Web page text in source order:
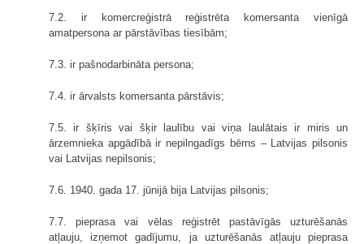
7.2. ir komercreģistrā reģistrēta komersanta vienīgā
amatpersona ar pārstāvības tiesībām;
7.3. ir pašnodarbināta persona;
7.4. ir ārvalsts komersanta pārstāvis;
7.5. ir šķīris vai šķir laulību vai viņa laulātais ir miris un
ārzemnieka apgādībā ir nepilngadīgs bērns – Latvijas pilsonis
vai Latvijas nepilsonis;
7.6. 1940. gada 17. jūnijā bija Latvijas pilsonis;
7.7. pieprasa vai vēlas reģistrēt pastāvīgās uzturēšanās
atļauju, izņemot gadījumu, ja uzturēšanās atļauju pieprasa